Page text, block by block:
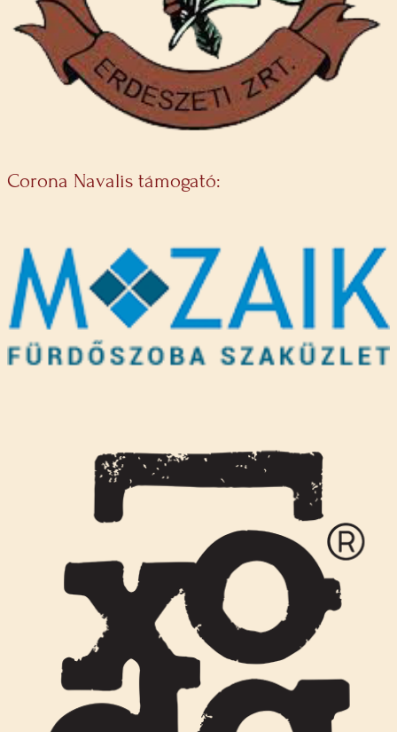
Corona Navalis támogató: